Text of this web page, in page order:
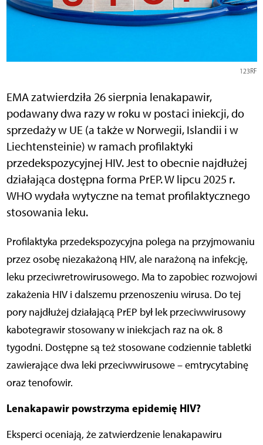
123RF
EMA zatwierdziła 26 sierpnia lenakapawir,
podawany dwa razy w roku w postaci iniekcji, do
sprzedaży w UE (a także w Norwegii, Islandii i w
Liechtensteinie) w ramach profilaktyki
przedekspozycyjnej HIV. Jest to obecnie najdłużej
działająca dostępna forma PrEP. W lipcu 2025 r.
WHO wydała wytyczne na temat profilaktycznego
stosowania leku.
Profilaktyka przedekspozycyjna polega na przyjmowaniu
przez osobę niezakażoną HIV, ale narażoną na infekcję,
leku przeciwretrowirusowego. Ma to zapobiec rozwojowi
zakażenia HIV i dalszemu przenoszeniu wirusa. Do tej
pory najdłużej działającą PrEP był lek przeciwwirusowy
kabotegrawir stosowany w iniekcjach raz na ok. 8
tygodni. Dostępne są też stosowane codziennie tabletki
zawierające dwa leki przeciwwirusowe – emtrycytabinę
oraz tenofowir.
Lenakapawir powstrzyma epidemię HIV?
Eksperci oceniają, że zatwierdzenie lenakapawiru